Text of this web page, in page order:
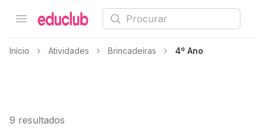
Open menu
Educlub Procurar
Início Atividades Brincadeiras 4º Ano
9 resultados